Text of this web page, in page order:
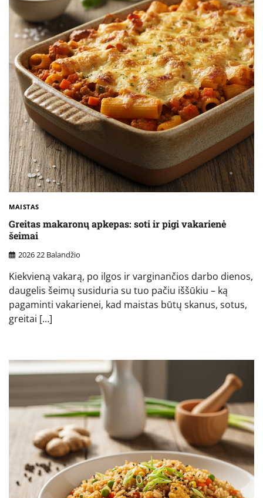
MAISTAS
Greitas makaronų apkepas: soti ir pigi vakarienė
šeimai
2026 22 Balandžio
Kiekvieną vakarą, po ilgos ir varginančios darbo dienos,
daugelis šeimų susiduria su tuo pačiu iššūkiu – ką
pagaminti vakarienei, kad maistas būtų skanus, sotus,
greitai […]